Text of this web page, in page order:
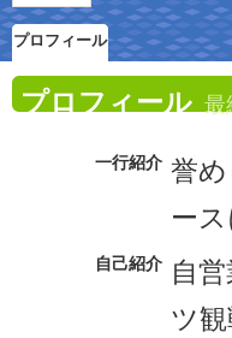
プロフィール
プロフィール 最
一行紹介 誉
ー
自己紹介
自
ツ